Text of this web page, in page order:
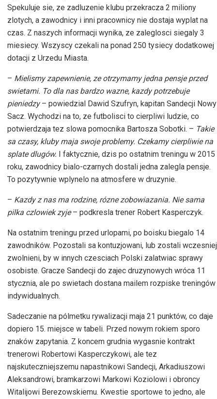
Spekuluje sie, ze zadluzenie klubu przekracza 2 miliony
zlotych, a zawodnicy i inni pracownicy nie dostaja wyplat na
czas. Z naszych informacji wynika, ze zaleglosci siegaly 3
miesiecy. Wszyscy czekali na ponad 250 tysiecy dodatkowej
dotacji z Urzedu Miasta.
– Mielismy zapewnienie, ze otrzymamy jedna pensje przed
swietami. To dla nas bardzo wazne, kazdy potrzebuje
pieniedzy– powiedzial Dawid Szufryn, kapitan Sandecji Nowy
Sacz. Wychodzi na to, ze futbolisci to cierpliwi ludzie, co
potwierdzaja tez slowa pomocnika Bartosza Sobotki. – Takie
sa czasy, kluby maja swoje problemy. Czekamy cierpliwie na
splate dlugów. I faktycznie, dzis po ostatnim treningu w 2015
roku, zawodnicy bialo-czarnych dostali jedna zalegla pensje.
To pozytywnie wplynelo na atmosfere w druzynie.
– Kazdy z nas ma rodzine, rózne zobowiazania. Nie sama
pilka czlowiek zyje– podkresla trener Robert Kasperczyk.
Na ostatnim treningu przed urlopami, po boisku biegalo 14
zawodników. Pozostali sa kontuzjowani, lub zostali wczesniej
zwolnieni, by w innych czesciach Polski zalatwiac sprawy
osobiste. Gracze Sandecji do zajec druzynowych wróca 11
stycznia, ale po swietach dostana mailem rozpiske treningów
indywidualnych.
Sadeczanie na pólmetku rywalizacji maja 21 punktów, co daje
dopiero 15. miejsce w tabeli. Przed nowym rokiem sporo
znaków zapytania. Z koncem grudnia wygasnie kontrakt
trenerowi Robertowi Kasperczykowi, ale tez
najskuteczniejszemu napastnikowi Sandecji, Arkadiuszowi
Aleksandrowi, bramkarzowi Markowi Koziolowi i obroncy
Witalijowi Berezowskiemu. Kwestie sportowe to jedno, ale